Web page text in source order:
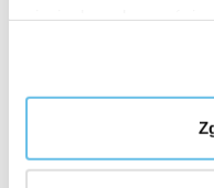
Eva